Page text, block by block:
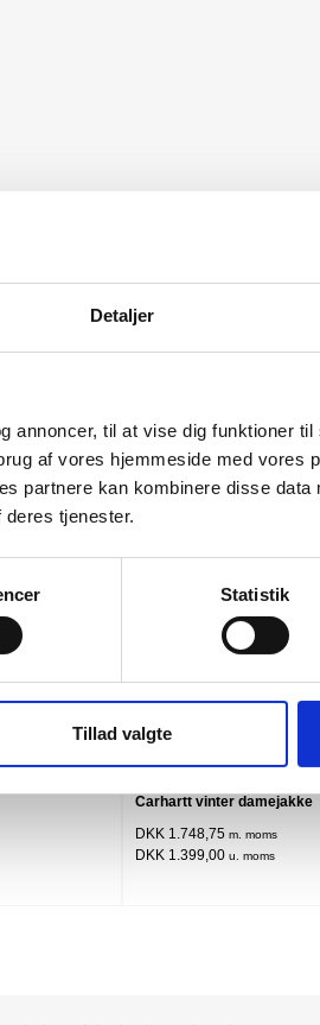
Detaljer
annoncer, til at vise dig funktioner
af vores hjemmeside med vores
partnere kan kombinere disse
tjenester.
Statistik
Tillad valgte
Carhartt vinter damejakke
DKK 1.748,75 m. moms
DKK 1.399,00 u. moms